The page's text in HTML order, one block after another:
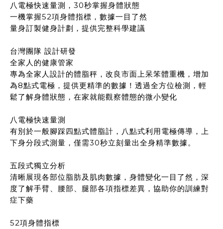
八電極快速量測，30秒掌握身體狀態
一機掌握52項身體指標，數據一目了然
量身訂製健身計劃，提供完整科學建議
台灣團隊 設計研發
全家人的健康管家
專為全家人設計的體脂秤，改良市面上呆笨體重機，增加
為8點式電極，提供更精準的數據！透過全方位檢測，輕
鬆了解身體狀態，在家就能觀察體態的微小變化
八電極快速量測
有別於一般腳踩四點式體脂計，八點式利用電極傳導，上
下身分段式測量，僅需30秒立刻量出全身精準數據。
五段式獨立分析
清晰展現各部位脂肪及肌肉數據，身體變化一目了然，深
度了解手臂、腰部、腿部各項指標差異，協助你的訓練對
症下藥
52項身體指標